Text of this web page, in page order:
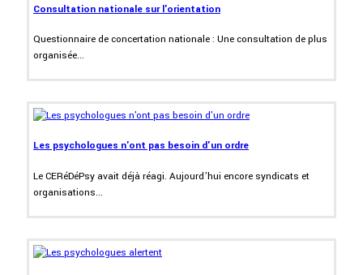
Consultation nationale sur l'orientation
Questionnaire de concertation nationale : Une consultation de plus
organisée...
Les psychologues n'ont pas besoin d'un ordre
Le CERéDéPsy avait déjà réagi. Aujourd’hui encore syndicats et
organisations...